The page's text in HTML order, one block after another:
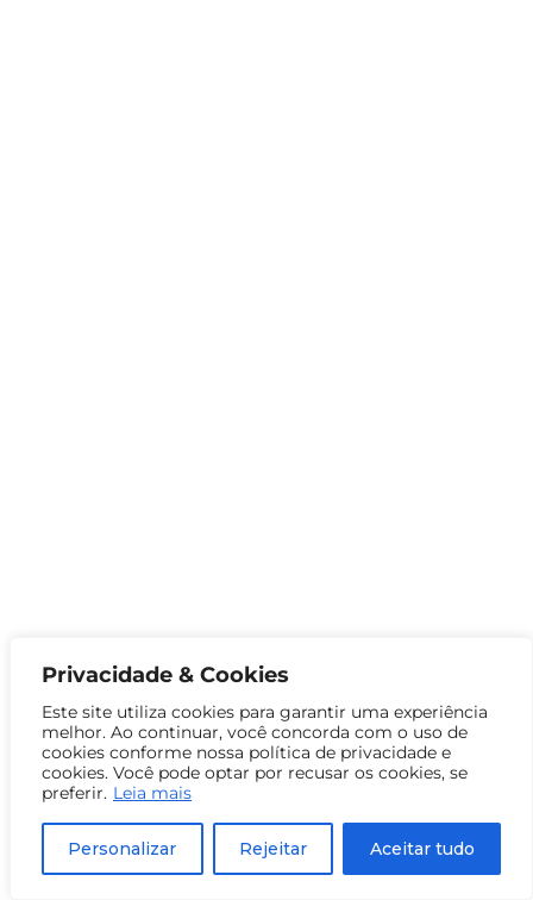
Privacidade & Cookies
Este site utiliza cookies para garantir uma experiência
melhor. Ao continuar, você concorda com o uso de
cookies conforme nossa política de privacidade e
cookies. Você pode optar por recusar os cookies, se
preferir. Leia mais
Personalizar Rejeitar Aceitar tudo